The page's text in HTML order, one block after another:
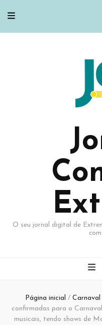
O seu jornal digital de
Página inicial / Carnaval
confirmadas para o
musicais, tendo shows de